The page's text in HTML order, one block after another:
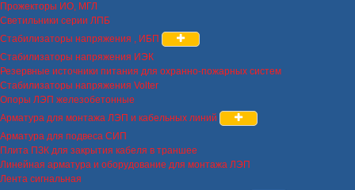
Прожекторы ИО, МГЛ
Светильники серии ЛПБ
Стабилизаторы напряжения , ИБП
Стабилизаторы напряжения ИЭК
Резервные источники питания для охранно-пожарных систем
Стабилизаторы напряжения Volter
Опоры ЛЭП железобетонные
Арматура для монтажа ЛЭП и кабельных линий
Арматура для подвеса СИП
Плита ПЗК для закрытия кабеля в траншее
Линейная арматура и оборудование для монтажа ЛЭП
Лента сигнальная